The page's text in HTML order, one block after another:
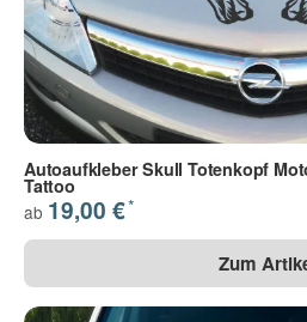
Autoaufkleber Skull Totenkopf
Tattoo
ab 19,00 €*
Zum